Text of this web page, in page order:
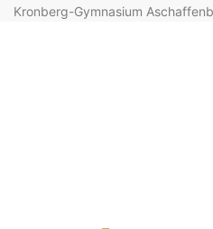
Kronberg-Gymnasium